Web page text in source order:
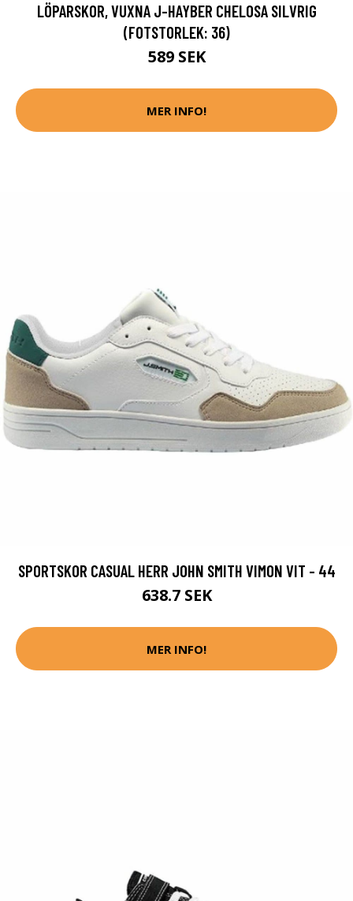
LÖPARSKOR, VUXNA J-HAYBER CHELOSA SILVRIG
(FOTSTORLEK: 36)
589 SEK
MER INFO!
SPORTSKOR CASUAL HERR JOHN SMITH VIMON VIT - 44
638.7 SEK
MER INFO!